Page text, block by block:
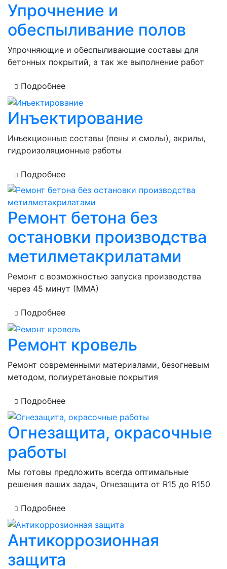
Упрочнение и
обеспыливание полов
Упрочняющие и обеспыливающие составы для
бетонных покрытий, а так же выполнение работ
Подробнее
Инъектирование
Инъекционные составы (пены и смолы), акрилы,
гидроизоляционные работы
Подробнее
Ремонт бетона без
остановки производства
метилметакрилатами
Ремонт с возможностью запуска производства
через 45 минут (ММА)
Подробнее
Ремонт кровель
Ремонт современными материалами, безогневым
методом, полиуретановые покрытия
Подробнее
Огнезащита, окрасочные
работы
Мы готовы предложить всегда оптимальные
решения ваших задач, Огнезащита от R15 до R150
Подробнее
Антикоррозионная
защита